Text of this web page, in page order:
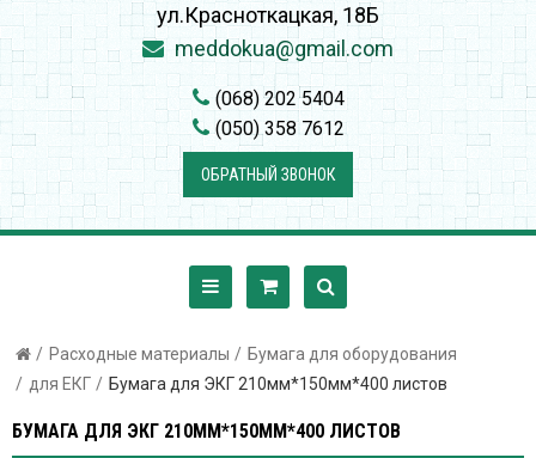
ул.Красноткацкая, 18Б
meddokua@gmail.com
(068) 202 5404
(050) 358 7612
ОБРАТНЫЙ ЗВОНОК
Расходные материалы
Бумага для оборудования
для ЕКГ
Бумага для ЭКГ 210мм*150мм*400 листов
БУМАГА ДЛЯ ЭКГ 210ММ*150ММ*400 ЛИСТОВ